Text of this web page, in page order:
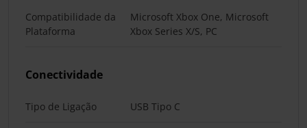
Compatibilidade da
Plataforma
Microsoft Xbox One, Microsoft
Xbox Series X/S, PC
Conectividade
Tipo de Ligação USB Tipo C